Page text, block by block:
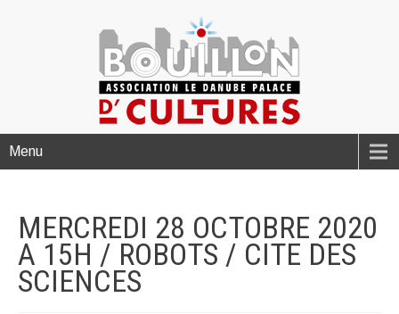
Menu
MERCREDI 28 OCTOBRE 2020
A 15H / ROBOTS / CITE DES
SCIENCES